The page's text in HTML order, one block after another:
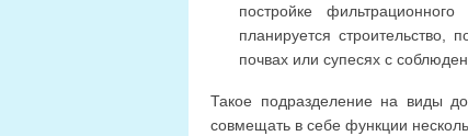
постройке
планируется строительство,
почвах или супесях с
Такое подразделение на виды
совмещать в себе функции